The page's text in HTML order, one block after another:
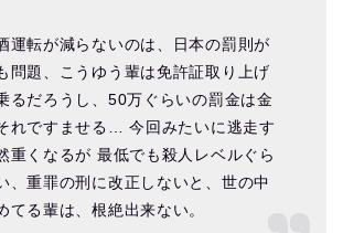
運転が減らないのは、日本の罰則が
問題、こうゆう輩は免許証取り上げ
るだろうし、50万ぐらいの罰金は金
れですませる… 今回みたいに逃走す
重くなるが 最低でも殺人レベルぐら
、重罪の刑に改正しないと、世の中
てる輩は、根絶出来ない。